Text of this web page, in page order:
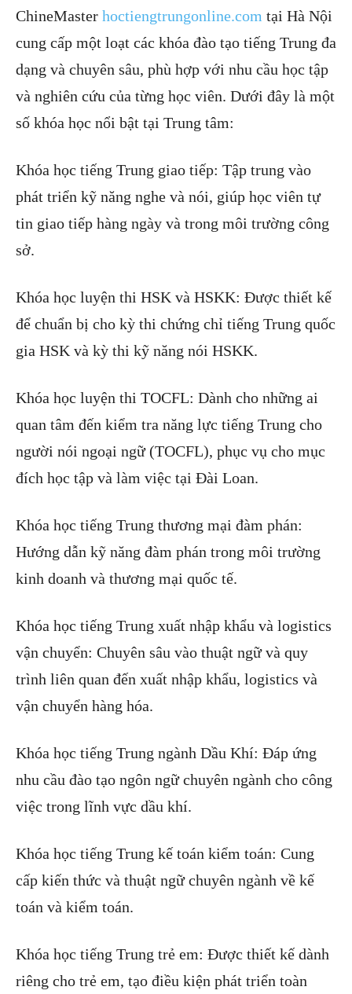
ChineMaster hoctiengtrungonline.com tại Hà Nội
cung cấp một loạt các khóa đào tạo tiếng Trung đa
dạng và chuyên sâu, phù hợp với nhu cầu học tập
và nghiên cứu của từng học viên. Dưới đây là một
số khóa học nổi bật tại Trung tâm:
Khóa học tiếng Trung giao tiếp: Tập trung vào
phát triển kỹ năng nghe và nói, giúp học viên tự
tin giao tiếp hàng ngày và trong môi trường công
sở.
Khóa học luyện thi HSK và HSKK: Được thiết kế
để chuẩn bị cho kỳ thi chứng chỉ tiếng Trung quốc
gia HSK và kỳ thi kỹ năng nói HSKK.
Khóa học luyện thi TOCFL: Dành cho những ai
quan tâm đến kiểm tra năng lực tiếng Trung cho
người nói ngoại ngữ (TOCFL), phục vụ cho mục
đích học tập và làm việc tại Đài Loan.
Khóa học tiếng Trung thương mại đàm phán:
Hướng dẫn kỹ năng đàm phán trong môi trường
kinh doanh và thương mại quốc tế.
Khóa học tiếng Trung xuất nhập khẩu và logistics
vận chuyển: Chuyên sâu vào thuật ngữ và quy
trình liên quan đến xuất nhập khẩu, logistics và
vận chuyển hàng hóa.
Khóa học tiếng Trung ngành Dầu Khí: Đáp ứng
nhu cầu đào tạo ngôn ngữ chuyên ngành cho công
việc trong lĩnh vực dầu khí.
Khóa học tiếng Trung kế toán kiểm toán: Cung
cấp kiến thức và thuật ngữ chuyên ngành về kế
toán và kiểm toán.
Khóa học tiếng Trung trẻ em: Được thiết kế dành
riêng cho trẻ em, tạo điều kiện phát triển toàn